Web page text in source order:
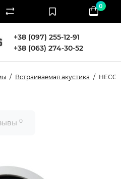
+38 (097) 255-12-91
+38 (063) 274-30-52
0
Встраиваемая акустика HECO
0